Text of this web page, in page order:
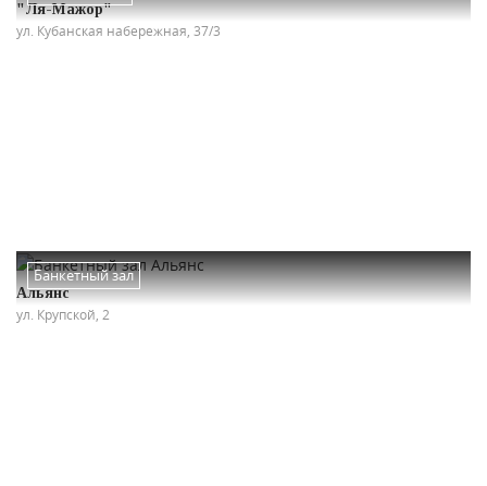
"Ля-Мажор"
ул. Кубанская набережная, 37/3
Банкетный зал
Альянс
ул. Крупской, 2